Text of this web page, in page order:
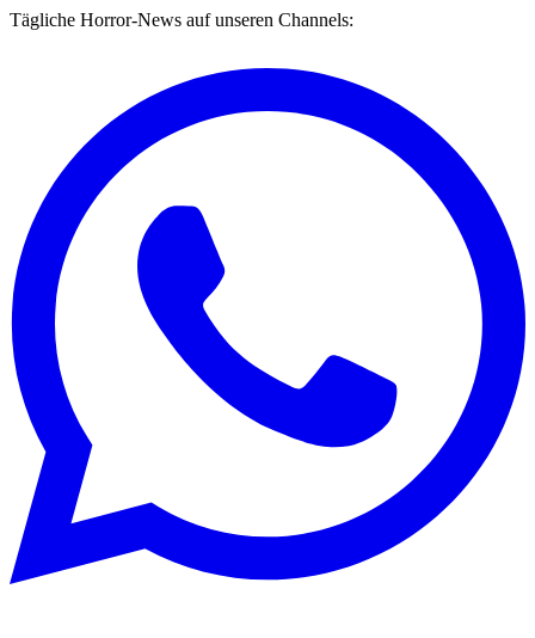
Tägliche Horror-News auf unseren Channels: